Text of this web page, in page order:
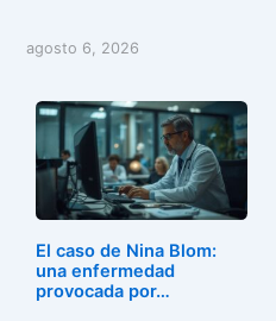
agosto 6, 2026
El caso de Nina Blom:
una enfermedad
provocada por…